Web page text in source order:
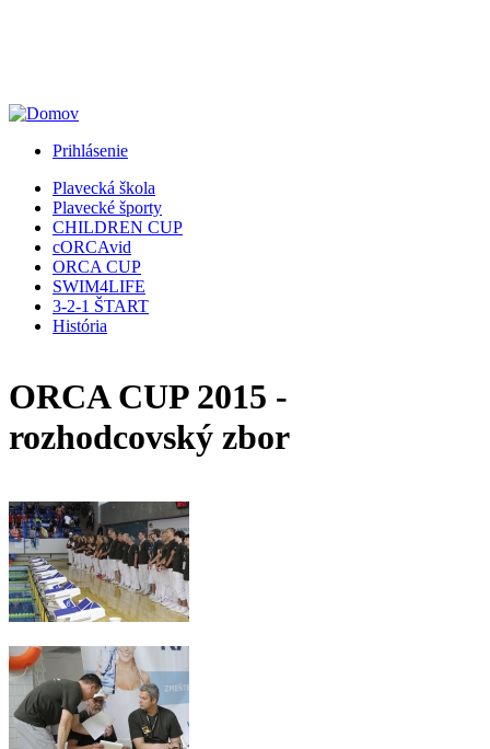
Prihlásenie
Plavecká škola
Plavecké športy
CHILDREN CUP
cORCAvid
ORCA CUP
SWIM4LIFE
3-2-1 ŠTART
História
ORCA CUP 2015 -
rozhodcovský zbor